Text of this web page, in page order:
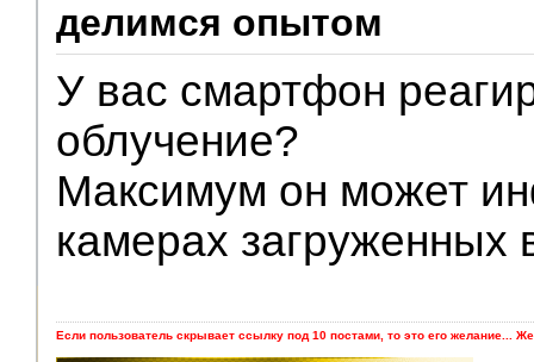
делимся опытом
У вас смартфон
облучение?
Максимум он может
камерах загруженных
Если пользователь скрывает ссылку под 10 постами, то это его желание...